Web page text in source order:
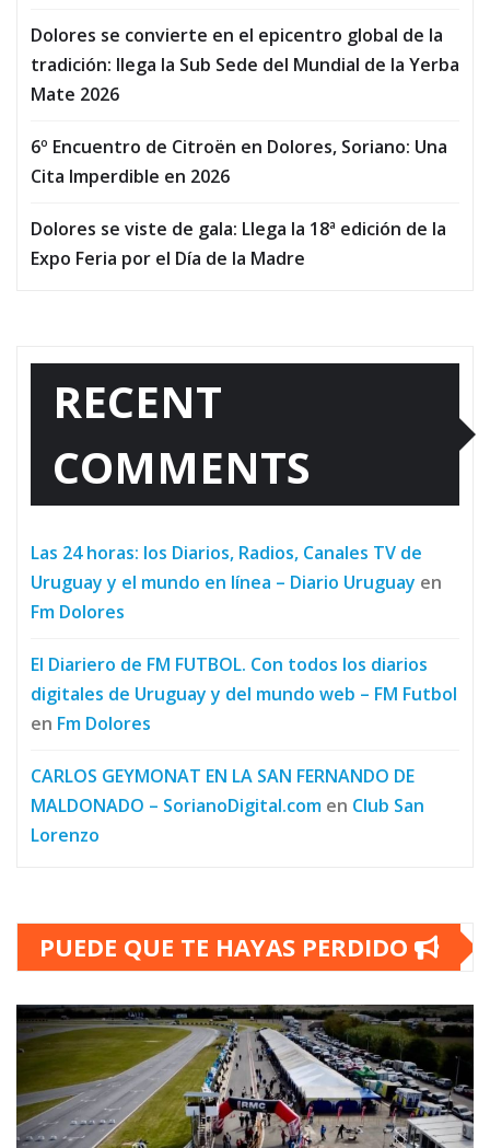
Dolores se convierte en el epicentro global de la
tradición: llega la Sub Sede del Mundial de la Yerba
Mate 2026
6º Encuentro de Citroën en Dolores, Soriano: Una
Cita Imperdible en 2026
Dolores se viste de gala: Llega la 18ª edición de la
Expo Feria por el Día de la Madre
RECENT
COMMENTS
Las 24 horas: los Diarios, Radios, Canales TV de
Uruguay y el mundo en línea – Diario Uruguay en
Fm Dolores
El Diariero de FM FUTBOL. Con todos los diarios
digitales de Uruguay y del mundo web – FM Futbol
en Fm Dolores
CARLOS GEYMONAT EN LA SAN FERNANDO DE
MALDONADO – SorianoDigital.com en Club San
Lorenzo
PUEDE QUE TE HAYAS PERDIDO